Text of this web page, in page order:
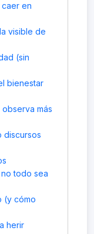
en
visible de
(sin
bienestar
más
discursos
todo sea
(y cómo
herir